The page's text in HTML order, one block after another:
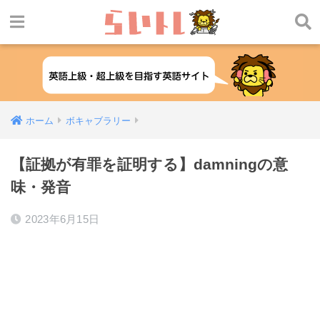
ホーム ボキャブラリー
【証拠が有罪を証明する】damningの意
味・発音
2023年6月15日